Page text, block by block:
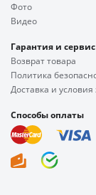
Фото
Видео
Гарантия и сервис
Возврат товара
Политика
Доставка и условия
Способы оплаты